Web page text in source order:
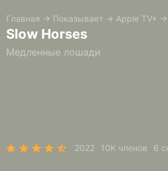
Главная → Показывает → Apple TV+ →
Slow Horses
Медленные лошади
2022 10K членов 6